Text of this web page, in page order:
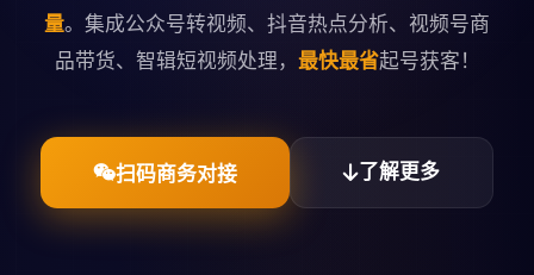
量。集成公众号转视频、抖音热点分析、视频号商
品带货、智辑短视频处理， 最快最省起号获客！
扫码商务对接 了解更多